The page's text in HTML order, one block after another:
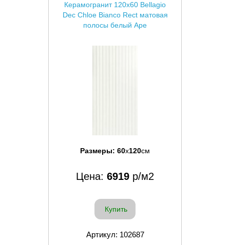
Керамогранит 120x60 Bellagio
Dec Chloe Bianco Rect матовая
полосы белый Ape
Размеры: 60x120см
Цена: 6919 р/м2
Купить
Артикул: 102687